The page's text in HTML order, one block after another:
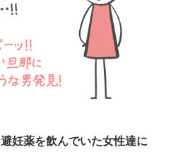
避妊薬を飲んでいた女性達に